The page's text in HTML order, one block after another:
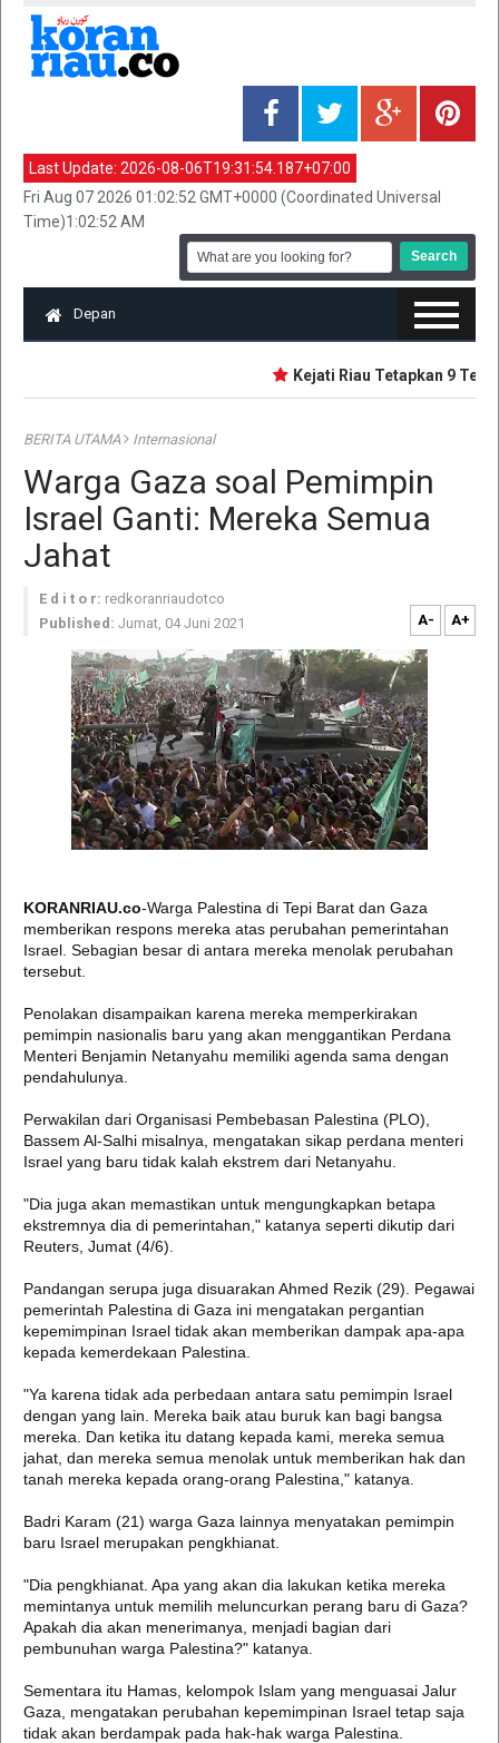
Last Update: 2026-08-06T19:31:54.187+07:00
Fri Aug 07 2026 01:02:52 GMT+0000 (Coordinated Universal
Time)1:02:52 AM
Depan
Kejati Riau Tetapkan 9
BERITA UTAMA Internasional
Warga Gaza soal Pemimpin
Israel Ganti: Mereka Semua
Jahat
E d i t o r: redkoranriaudotco
Published: Jumat, 04 Juni 2021 A- A+
KORANRIAU.co-Warga Palestina di Tepi Barat dan Gaza
memberikan respons mereka atas perubahan pemerintahan
Israel. Sebagian besar di antara mereka menolak perubahan
tersebut.
Penolakan disampaikan karena mereka memperkirakan
pemimpin nasionalis baru yang akan menggantikan Perdana
Menteri Benjamin Netanyahu memiliki agenda sama dengan
pendahulunya.
Perwakilan dari Organisasi Pembebasan Palestina (PLO),
Bassem Al-Salhi misalnya, mengatakan sikap perdana menteri
Israel yang baru tidak kalah ekstrem dari Netanyahu.
"Dia juga akan memastikan untuk mengungkapkan betapa
ekstremnya dia di pemerintahan," katanya seperti dikutip dari
Reuters, Jumat (4/6).
Pandangan serupa juga disuarakan Ahmed Rezik (29). Pegawai
pemerintah Palestina di Gaza ini mengatakan pergantian
kepemimpinan Israel tidak akan memberikan dampak apa-apa
kepada kemerdekaan Palestina.
"Ya karena tidak ada perbedaan antara satu pemimpin Israel
dengan yang lain. Mereka baik atau buruk kan bagi bangsa
mereka. Dan ketika itu datang kepada kami, mereka semua
jahat, dan mereka semua menolak untuk memberikan hak dan
tanah mereka kepada orang-orang Palestina," katanya.
Badri Karam (21) warga Gaza lainnya menyatakan pemimpin
baru Israel merupakan pengkhianat.
"Dia pengkhianat. Apa yang akan dia lakukan ketika mereka
memintanya untuk memilih meluncurkan perang baru di Gaza?
Apakah dia akan menerimanya, menjadi bagian dari
pembunuhan warga Palestina?" katanya.
Sementara itu Hamas, kelompok Islam yang menguasai Jalur
Gaza, mengatakan perubahan kepemimpinan Israel tetap saja
tidak akan berdampak pada hak-hak warga Palestina.